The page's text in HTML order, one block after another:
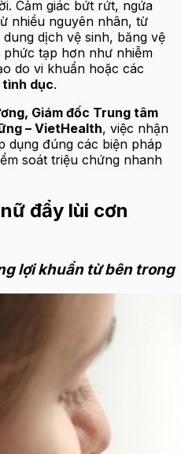
Cảm giác bứt rứt, ngứa
nhiều nguyên nhân, từ
dịch vệ sinh, băng vệ
tạp hơn như nhiễm
do vi khuẩn hoặc các
tình dục.
Giám đốc Trung tâm
– VietHealth, việc nhận
dụng đúng các biện pháp
soát triệu chứng nhanh
đẩy lùi cơn
lợi khuẩn từ bên trong